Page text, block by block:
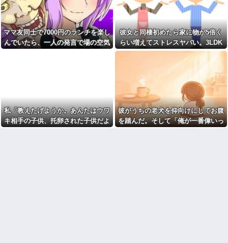
コネで中途採用された取引先
の息子、常識がないどころかガ
チヤバい奴
離婚した元妻が突然失踪して
しまった。娘の母親でもある相
手だから放っておけず連絡を探
すことに…
刀鍛冶は何人いるか推定してく
ださい」 俺「188人です」 面
接官「どういう風に考えました
か？」 俺「知ってました」→
【復縁】20年越しの感動再
婚！嫁の涙のワケとは？ｗｗｗ
ｗ
【ドン引き】嫁に介護押しつ
けてたら家追い出されて更地に
された話…
妻の浮氣が発覚。俺「離婚
だ」妻の謝罪と子供の願いに根
負けして再構築し、２週間後に
また浮気。俺「今度こそ離婚
だ」妻「離婚するなら飛び降り
る！」俺「ご自由に＾＾」→結
果
【衝撃】同日の同時刻に病気
の男性と事故の男性が救急搬送
されて来た。最初に運ばれて来
ママ友同士で7000円のランチを楽し
んでいたら、一人の発言で場の空気
彼女と同棲初めたら家に物が5倍く
らい増えてストレスヤバい。3LDK
で余裕だろと思ってたけど全部埋め
やがった
私「教えたげようか。あんたはウワ
キ相手の子供、托卵された子供だよ
彼がうちの老犬を仰向けにしてお腹
を踏んだ。そして「俺が一番偉いっ